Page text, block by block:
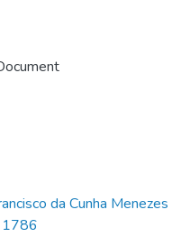
da Cunha Menezes
1786